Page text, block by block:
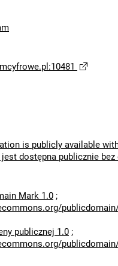
is publicly available
dostępna publicznie bez
Mark 1.0 ;
publicznej 1.0 ;